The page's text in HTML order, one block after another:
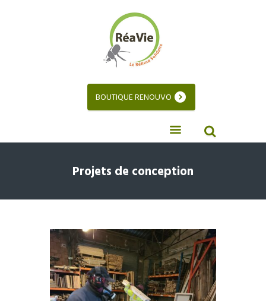
BOUTIQUE RENOUVO
Projets de conception